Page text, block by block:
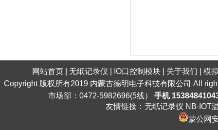
网站首页 无纸记录仪 IO口控制模块 关于我们
模
Copyright 版权所有2019 内蒙古德明电子科技有限公司 All
市场部：0472-5982696(5线） 手机
友情链接： 无纸记录仪 NB-IOT
蒙公网